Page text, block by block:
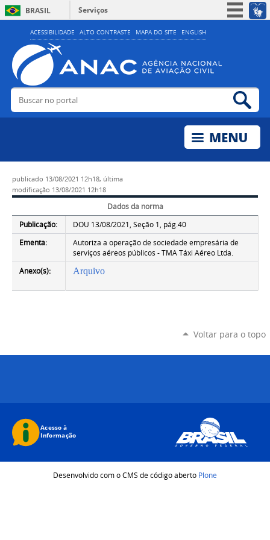
ACESSIBILIDADE ALTO CONTRASTE MAPA DO SITE ENGLISH
BRASIL
Serviços
Simplifique!
Acesso à informação
Legislação
Buscar no portal
publicado 13/08/2021 12h18, última
modificação 13/08/2021 12h18
Dados da norma
Publicação:
DOU 13/08/2021, Seção 1, pág.40
Ementa:
Autoriza a operação de sociedade empresária de
serviços aéreos públicos - TMA Táxi Aéreo Ltda.
Anexo(s):
Arquivo
Voltar para o topo
Desenvolvido com o CMS de código aberto Plone